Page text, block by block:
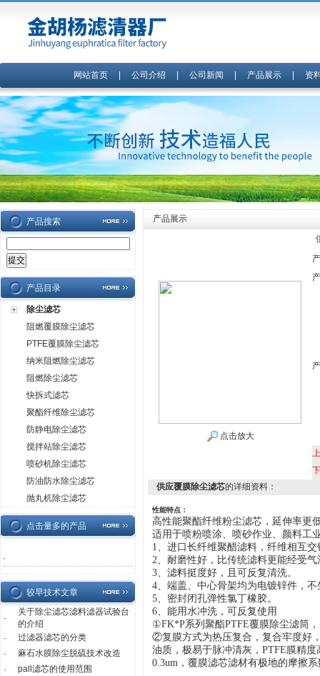
网站首页| 公司介绍 公司新闻 产品展示| 资
产品搜索
产品目录
除尘滤芯
阻燃覆膜除尘滤芯
PTFE覆膜除尘滤芯
纳米阻燃除尘滤芯
阻燃除尘滤芯
快拆式滤芯
聚酯纤维除尘滤芯
防静电除尘滤芯
搅拌站除尘滤芯
喷砂机除尘滤芯
防油防水除尘滤芯
抛丸机除尘滤芯
点击量多的产品
·
较早技术文章
·
关于除尘滤芯滤料滤器试验台
的介绍
·
过滤器滤芯的分类
·
麻石水膜除尘脱硫技术改造
·
pall滤芯的使用范围
产品展示
点击放大
供应覆膜除尘滤芯的详细资料：
性能特点：
高性能聚酯纤维粉尘滤芯 ，延伸率更
适用于喷粉喷涂、喷砂作业、颜料工
1、进口长纤维聚醋滤料，纤维相互
2、耐磨性好，比传统滤料更能经受
3、滤料挺度好，且可反复清洗。
4、端盖、中心骨架均为电镀锌件，不
5、密封闭孔弹性氯丁橡胶。
6、 能用水冲洗，可反复使用
①FK*P系列聚酯PTFE覆膜除尘滤筒
②复膜方式为热压复合，复合牢度好
油质，极易于脉冲清灰，PTFE膜精
0.3um，覆膜滤芯滤材有极地的摩擦